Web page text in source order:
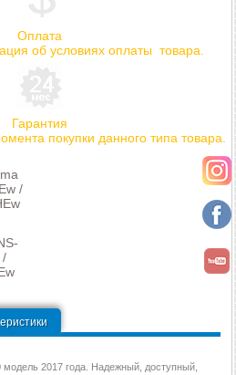
Оплата
об условиях оплаты товара.
Гарантия
покупки данного типа товара.
/
2017 года. Надежный, доступный,